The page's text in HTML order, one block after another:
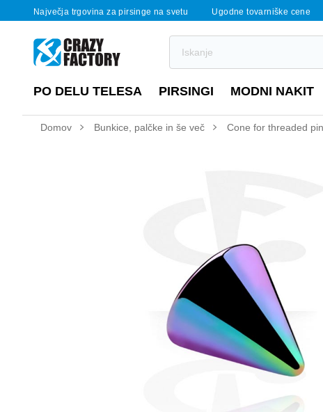
Največja trgovina za pirsinge na svetu Ugodne tovarniške cene
PO DELU TELESA PIRSINGI MODNI NAKIT
Domov Bunkice, palčke in še več Cone for threaded